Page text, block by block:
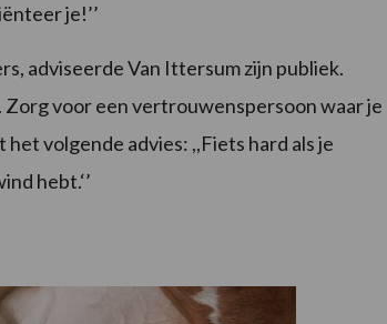
je!’’
adviseerde Van Ittersum zijn publiek.
voor een vertrouwenspersoon waar je
volgende advies: ,,Fiets hard als je
hebt.‘’